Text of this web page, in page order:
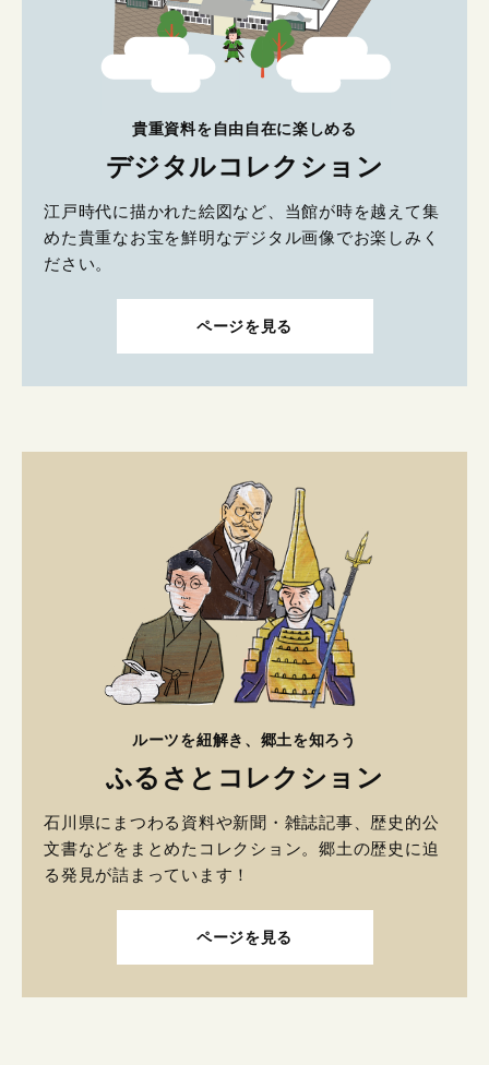
貴重資料を自由自在に楽しめる
デジタルコレクション
江戸時代に描かれた絵図など、当館が時を越えて集
めた貴重なお宝を鮮明なデジタル画像でお楽しみく
ださい。
ページを見る
ルーツを紐解き、郷土を知ろう
ふるさとコレクション
石川県にまつわる資料や新聞・雑誌記事、歴史的公
文書などをまとめたコレクション。郷土の歴史に迫
る発見が詰まっています！
ページを見る